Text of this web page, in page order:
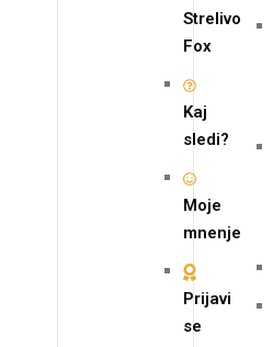
Strelivo
Fox
Kaj
sledi?
Moje
mnenje
Prijavi
se